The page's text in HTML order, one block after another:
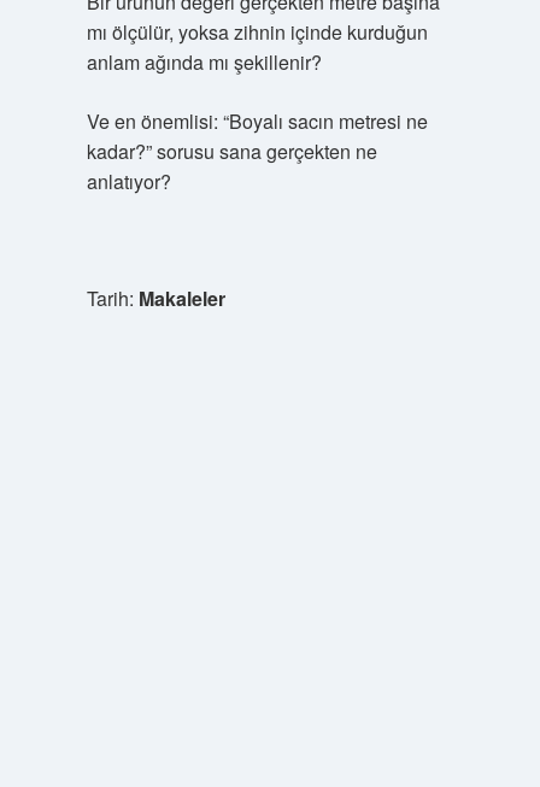
mı ölçülür, yoksa zihnin içinde kurduğun
anlam ağında mı şekillenir?
Ve en önemlisi: “Boyalı sacın metresi ne
kadar?” sorusu sana gerçekten ne
anlatıyor?
Tarih: Makaleler